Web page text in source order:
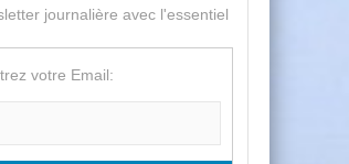
journalière avec l'essentiel
votre Email: